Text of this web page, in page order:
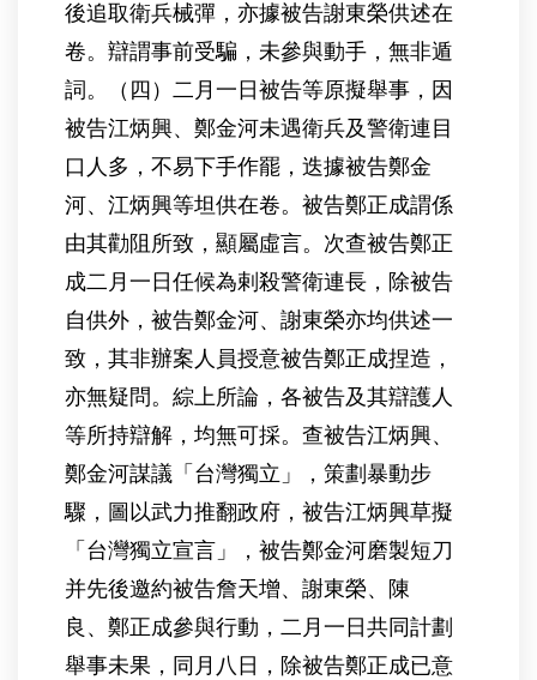
後追取衛兵械彈，亦據被告謝東榮供述在
卷。辯謂事前受騙，未參與動手，無非遁
詞。（四）二月一日被告等原擬舉事，因
被告江炳興、鄭金河未遇衛兵及警衛連目
口人多，不易下手作罷，迭據被告鄭金
河、江炳興等坦供在卷。被告鄭正成謂係
由其勸阻所致，顯屬虛言。次查被告鄭正
成二月一日任候為剌殺警衛連長，除被告
自供外，被告鄭金河、謝東榮亦均供述一
致，其非辦案人員授意被告鄭正成捏造，
亦無疑問。綜上所論，各被告及其辯護人
等所持辯解，均無可採。查被告江炳興、
鄭金河謀議「台灣獨立」，策劃暴動步
驟，圖以武力推翻政府，被告江炳興草擬
「台灣獨立宣言」，被告鄭金河磨製短刀
并先後邀約被告詹天增、謝東榮、陳
良、鄭正成參與行動，二月一日共同計劃
舉事未果，同月八日，除被告鄭正成已意